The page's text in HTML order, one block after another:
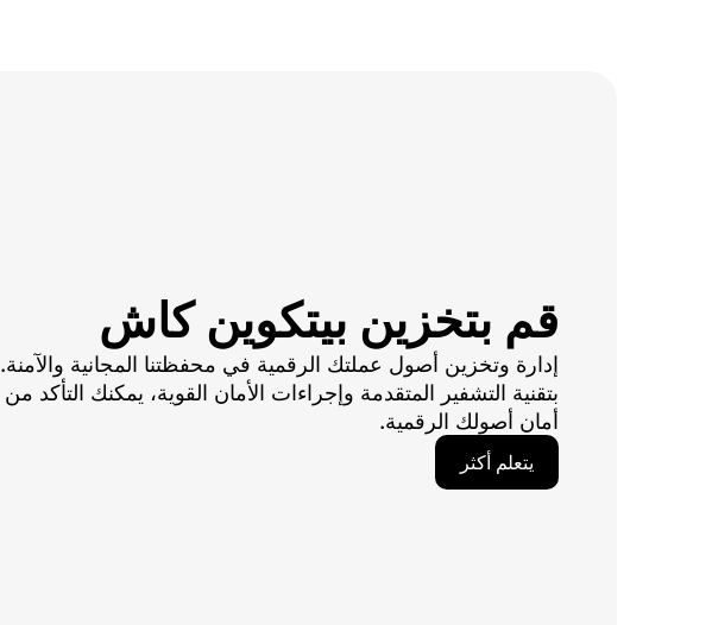
قم بتخزين بيتكوين كاش
إدارة وتخزين أصول عملتك الرقمية في محفظتنا المجانية والآمنة.
بتقنية التشفير المتقدمة وإجراءات الأمان القوية، يمكنك التأكد من
أمان أصولك الرقمية.
يتعلم أكثر